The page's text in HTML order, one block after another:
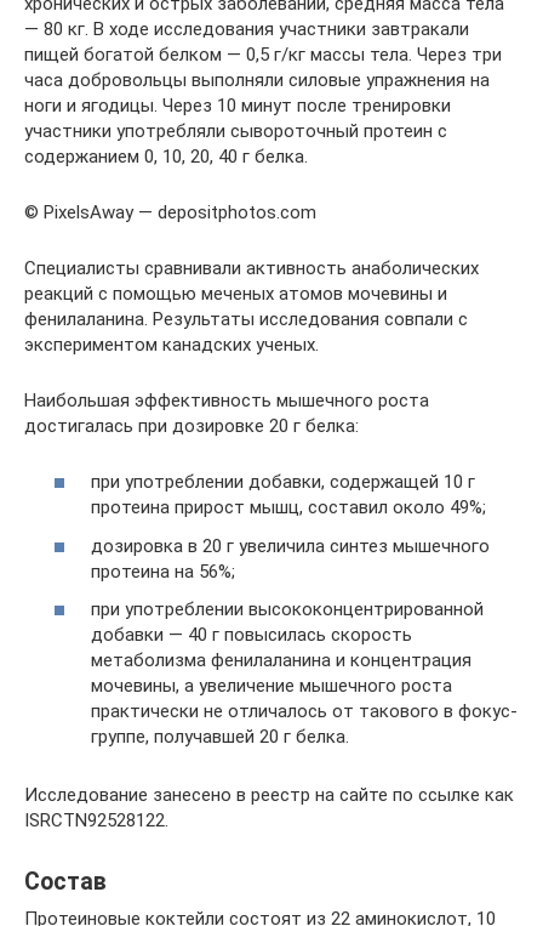
— 80 кг. В ходе исследования участники завтракали
пищей богатой белком — 0,5 г/кг массы тела. Через три
часа добровольцы выполняли силовые упражнения на
ноги и ягодицы. Через 10 минут после тренировки
участники употребляли сывороточный протеин с
содержанием 0, 10, 20, 40 г белка.
© PixelsAway — depositphotos.com
Специалисты сравнивали активность анаболических
реакций с помощью меченых атомов мочевины и
фенилаланина. Результаты исследования совпали с
экспериментом канадских ученых.
Наибольшая эффективность мышечного роста
достигалась при дозировке 20 г белка:
при употреблении добавки, содержащей 10 г
протеина прирост мышц, составил около 49%;
дозировка в 20 г увеличила синтез мышечного
протеина на 56%;
при употреблении высококонцентрированной
добавки — 40 г повысилась скорость
метаболизма фенилаланина и концентрация
мочевины, а увеличение мышечного роста
практически не отличалось от такового в фокус-
группе, получавшей 20 г белка.
Исследование занесено в реестр на сайте по ссылке как
ISRCTN92528122.
Состав
Протеиновые коктейли состоят из 22 аминокислот, 10